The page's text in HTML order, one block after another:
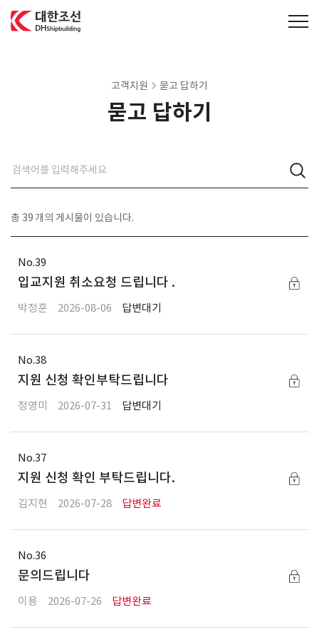
고객지원 묻고 답하기
묻고 답하기
총 39 개의 게시물이 있습니다.
39
입교지원 취소요청 드립니다 .
박정훈 2026-08-06 답변대기
38
지원 신청 확인부탁드립니다
정영미 2026-07-31 답변대기
37
지원 신청 확인 부탁드립니다.
김지현 2026-07-28 답변완료
36
문의드립니다
이용 2026-07-26 답변완료